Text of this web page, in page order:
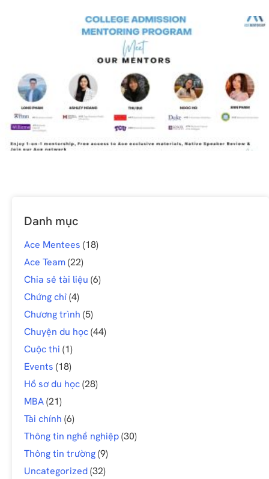
Danh mục
Ace Mentees (18)
Ace Team(22)
Chia sẻ tài liệu (6)
Chứng chỉ(4)
Chương trình (5)
Chuyện du học(44)
Cuộc thi (1)
Events (18)
Hồ sơ du học(28)
MBA(21)
Tài chính (6)
Thông tin nghề nghiệp(30)
Thông tin trường(9)
Uncategorized(32)